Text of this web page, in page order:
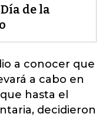
de la
a conocer que
a cabo en
que hasta el
decidieron